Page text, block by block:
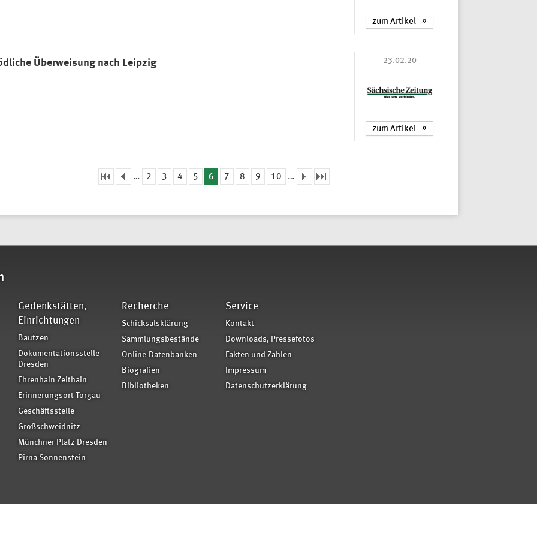
zum Artikel
Überweisung nach Leipzig 23.02.20
zum Artikel
… 2 3 4 5 6 7 8 9 10 …
Gedenkstätten,
Einrichtungen
Bautzen
Dokumentationsstelle
Dresden
Ehrenhain Zeithain
Erinnerungsort Torgau
Geschäftsstelle
Großschweidnitz
Münchner Platz Dresden
Pirna-Sonnenstein
Recherche
Schicksalsklärung
Sammlungsbestände
Online-Datenbanken
Biografien
Bibliotheken
Service
Kontakt
Downloads, Pressefotos
Fakten und Zahlen
Impressum
Datenschutzerklärung